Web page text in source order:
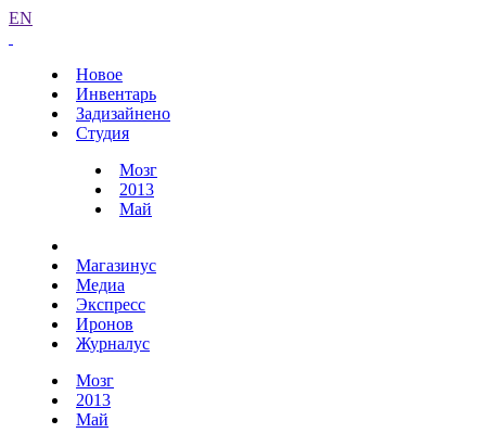
EN
Новое
Инвентарь
Задизайнено
Студия
Мозг
2013
Май
Магазинус
Медиа
Экспресс
Иронов
Журналус
Мозг
2013
Май